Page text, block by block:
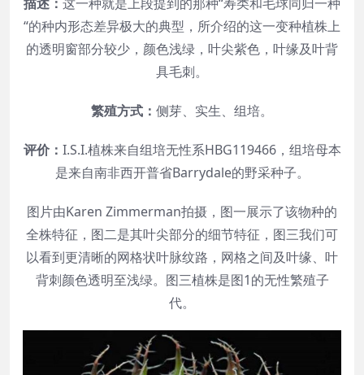
描述： 这一种就是上段提到的那种“寿类和毛球同归一种
“的种内形态差异极大的典型，所介绍的这一变种植株上
的透明窗部分较少，颜色浅绿，叶尖紫色，叶缘及叶背
具毛刺。
繁殖方式： 侧芽、实生、组培。
评价： I.S.I.植株来自组培无性系HBG119466，组培母本
是来自南非西开普省Barrydale的野采种子。
图片由Karen Zimmerman拍摄，图一展示了该物种的
全株特征，图二是其叶尖部分的细节特征，图三我们可
以看到更清晰的网格状叶脉纹路，网格之间及叶缘、叶
背刺颜色透明至浅绿。图三植株是图1的无性繁殖子
代。